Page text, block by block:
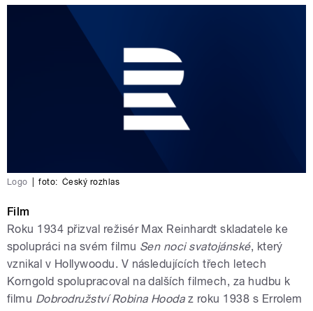
Logo foto: Český rozhlas
Film
Roku 1934 přizval režisér Max Reinhardt skladatele ke
spolupráci na svém filmu Sen noci svatojánské, který
vznikal v Hollywoodu. V následujících třech letech
Korngold spolupracoval na dalších filmech, za hudbu k
filmu Dobrodružství Robina Hoodaz roku 1938 s Errolem